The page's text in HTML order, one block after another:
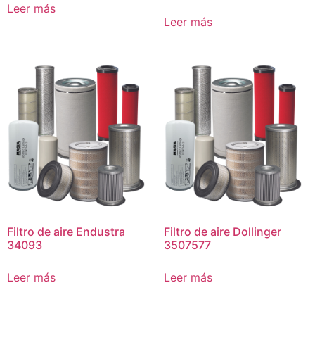
Leer más
Leer más
Filtro de aire Endustra
34093
Leer más
Filtro de aire Dollinger
3507577
Leer más